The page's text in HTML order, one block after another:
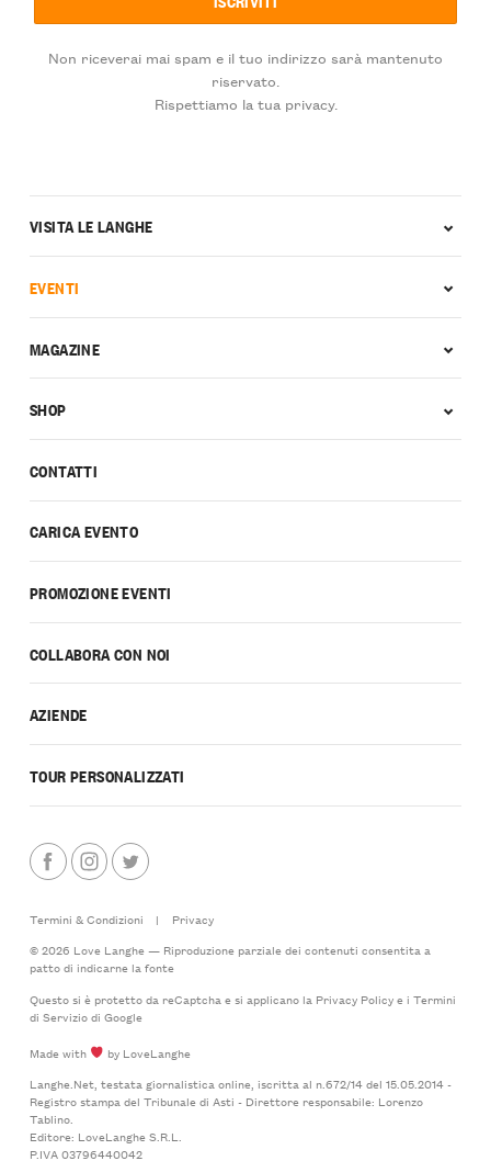
Non riceverai mai spam e il tuo indirizzo sarà mantenuto
riservato.
Rispettiamo la tua privacy.
CONTATTI
CARICA EVENTO
PROMOZIONE EVENTI
COLLABORA CON NOI
AZIENDE
TOUR PERSONALIZZATI
VISITA LE LANGHE
EVENTI
MAGAZINE
SHOP
Termini & Condizioni |
Privacy
© 2026 Love Langhe — Riproduzione parziale dei contenuti consentita a
patto di indicarne la fonte
Questo si è protetto da reCaptcha e si applicano la Privacy Policye i Termini
di Serviziodi Google
Made with
by LoveLanghe
Langhe.Net, testata giornalistica online, iscritta al n.672/14 del 15.05.2014 -
Registro stampa del Tribunale di Asti - Direttore responsabile: Lorenzo
Tablino.
Editore: LoveLanghe S.R.L.
P.IVA 03796440042